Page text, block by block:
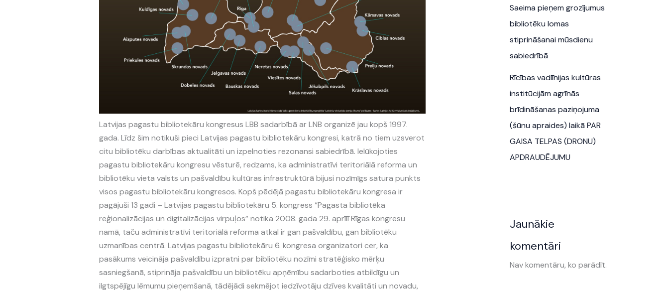
Latvijas pagastu bibliotekāru kongresus LBB sadarbībā ar LNB organizē jau kopš 1997.
gada. Līdz šim notikuši pieci Latvijas pagastu bibliotekāru kongresi, katrā no tiem uzsverot
citu bibliotēku darbības aktualitāti un izpelnoties rezonansi sabiedrībā. Ielūkojoties
pagastu bibliotekāru kongresu vēsturē, redzams, ka administratīvi teritoriālā reforma un
bibliotēku vieta valsts un pašvaldību kultūras infrastruktūrā bijusi nozīmīgs satura punkts
visos pagastu bibliotekāru kongresos. Kopš pēdējā pagastu bibliotekāru kongresa ir
pagājuši 13 gadi – Latvijas pagastu bibliotekāru 5. kongress “Pagasta bibliotēka
reģionalizācijas un digitalizācijas virpuļos” notika 2008. gada 29. aprīlī Rīgas kongresu
namā, taču administratīvi teritoriālā reforma atkal ir gan pašvaldību, gan bibliotēku
uzmanības centrā. Latvijas pagastu bibliotekāru 6. kongresa organizatori cer, ka
pasākums veicināja pašvaldību izpratni par bibliotēku nozīmi stratēģisko mērķu
sasniegšanā, stiprināja pašvaldību un bibliotēku apņēmību sadarboties atbildīgu un
ilgtspējīgu lēmumu pieņemšanā, tādējādi sekmējot iedzīvotāju dzīves kvalitāti un novadu,
Saeima pieņem grozījumus
bibliotēku lomas
stiprināšanai mūsdienu
sabiedrībā
Rīcības vadlīnijas kultūras
institūcijām agrīnās
brīdināšanas paziņojuma
(šūnu apraides) laikā PAR
GAISA TELPAS (DRONU)
APDRAUDĒJUMU
Jaunākie
komentāri
Nav komentāru, ko parādīt.